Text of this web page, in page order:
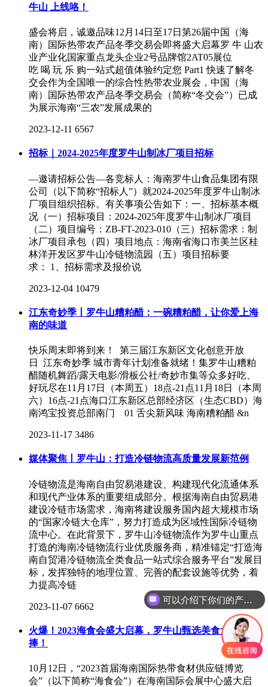
牛山 上线咯！
盛会将启，诚邀品味12月14日至17日第26届中国（海
南）国际热带农产品冬季交易会即将盛大启幕罗 牛 山农
业产业化国家重点龙头企业2号品牌馆2AT05展位
吃 喝 玩 乐 购一站式超值体验约定您 Part1 快速了解冬
交会作为全国唯一的综合性热带农业展会，中国（海
南）国际热带农产品冬季交易会（简称“冬交会”）已成
为展示海南“三农”发展成果的
2023-12-11 6567
招标｜2024-2025年度罗牛山制冰厂项目招标
—邀请招标公告—各竞标人：海南罗牛山食品集团有限
公司（以下简称“招标人”）就2024-2025年度罗牛山制冰
厂项目组织招标。有关事项公告如下：一、招标基本概
况（一）招标项目：2024-2025年度罗牛山制冰厂项目
（二）项目编号：ZB-FT-2023-010（三）招标需求：制
冰厂项目承包（四）项目地点：海南省海口市美兰区桂
林洋开发区罗牛山冷链物流园（五）项目招标要
求： 1、招标需求及报价说
2023-12-04 10479
江东奇妙季丨罗牛山糟粕醋：一碗糟粕醋，让你爱上海
南的味道
快乐周末即将到来！ 第三届江东新区文化创意开放
日 江东奇妙季 城市青年计划准备就绪！集罗牛山糟粕
醋随机舞蹈/露天电影/滑板公社/奇妙市集等众多好吃、
好玩尽在11月17日（本周五）18点-21点11月18日（本周
六）16点-21点海口江东新区总部经济区（生态CBD）海
南鸿宝投资总部南门 01 舌尖新风味 海南糟粕醋 &n
2023-11-17 3486
媒体聚焦丨罗牛山：打造冷链物流高质量发展新范例
冷链物流是海南自由贸易港建设、构建现代化流通体系
和现代产业体系的重要组成部分。根据海南自由贸易港
建设冷链市场需求，海南将建设服务国内超大规模市场
的“国家冷链大仓库”，努力打造成为区域性国际冷链物
流中心。在此背景下，罗牛山冷链物流作为罗牛山重点
打造的海南冷链物流行业优质服务商，精准锚定“打造海
南自贸港冷链物流全类食品一站式综合服务平台”发展目
标，发挥独特的地理位置、完善的配套设施等优势，着
力提高冷链
2023-11-07 6662
火爆！2023海食会盛大启幕，罗牛山甄选美食大受热
捧！
10月12日，“2023首届海南国际热带食材供应链博览
会”（以下简称“海食会”）在海南国际会展中心盛大启
可以介绍下你们的产品么